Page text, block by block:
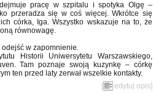
pracę w szpitalu i spotyka Olgę –
przeradza się w coś więcej. Wkrótce się
córka, Iga. Wszystko wskazuje na to, że
równowagę.
odejść w zapomnienie.
Historii Uniwersytetu Warszawskiego,
Tam poznaje swoją kuzynkę – córkę
ten przed laty zerwał wszelkie kontakty.
[
edytuj opis]